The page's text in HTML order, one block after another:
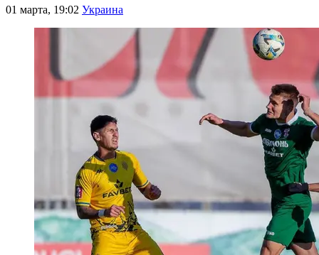
01 марта, 19:02 Украина